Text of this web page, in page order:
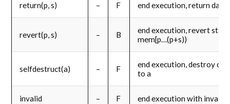
return(p, s) – F end execution, return
revert(p, s) – B
end execution, revert
mem[p…(p+s))
selfdestruct(a) – F
end execution, destroy
to a
invalid – F end execution with invalid